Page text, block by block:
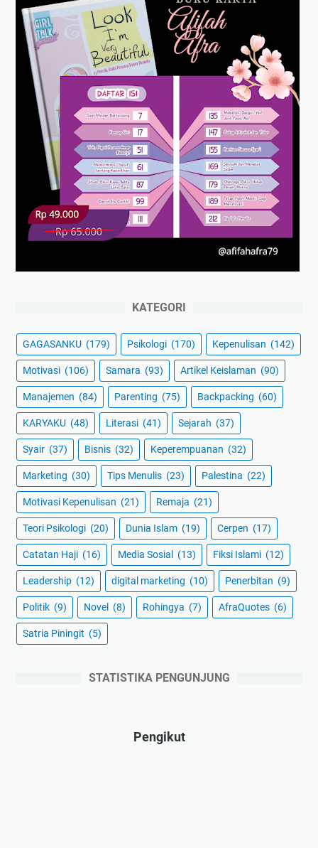
KATEGORI
GAGASANKU (179) Psikologi (170) Kepenulisan (142)
Motivasi (106) Samara (93) Artikel Keislaman (90)
Manajemen (84) Parenting (75) Backpacking (60)
KARYAKU (48) Literasi (41) Sejarah (37)
Syair (37) Bisnis (32) Keperempuanan (32)
Marketing (30) Tips Menulis (23) Palestina (22)
Motivasi Kepenulisan (21) Remaja (21)
Teori Psikologi (20) Dunia Islam (19) Cerpen (17)
Catatan Haji (16) Media Sosial (13) Fiksi Islami (12)
Leadership (12) digital marketing (10) Penerbitan (9)
Politik (9) Novel (8) Rohingya (7) AfraQuotes (6)
Satria Piningit (5)
STATISTIKA PENGUNJUNG
Pengikut